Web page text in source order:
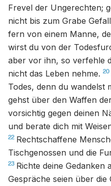
Frevel der Ungerechten;
nicht bis zum Grabe
fern von einem Manne,
wirst du von der
aber vor ihn, so verfehle
nicht das Leben nehme. 20
Todes, denn du wandelst
gehst über den Waffen
vorsichtig gegen deinen
und berate dich mit
22 Rechtschaffene
Tischgenossen und die
23 Richte deine Gedanken
Gespräche seien über